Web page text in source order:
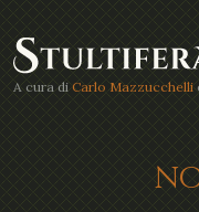
A cura di Carlo Mazzucchelli